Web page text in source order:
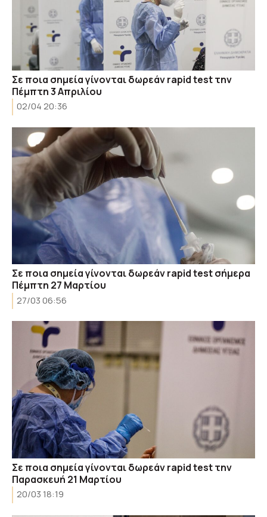
Σε ποια σημεία γίνονται δωρεάν rapid test την
Πέμπτη 3 Απριλίου
02/04 20:36
Σε ποια σημεία γίνονται δωρεάν rapid test σήμερα
Πέμπτη 27 Μαρτίου
27/03 06:56
Σε ποια σημεία γίνονται δωρεάν rapid test την
Παρασκευή 21 Μαρτίου
20/03 18:19